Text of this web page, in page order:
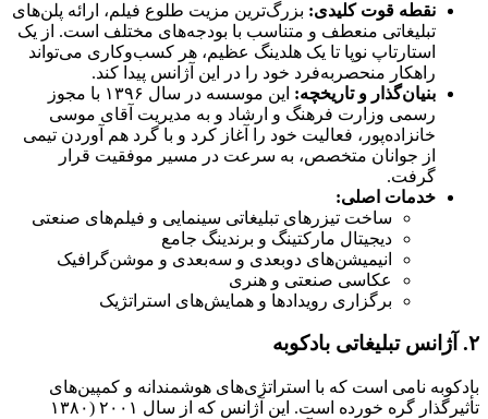
نقطه قوت کلیدی: بزرگ‌ترین مزیت طلوع فیلم، ارائه پلن‌های
تبلیغاتی منعطف و متناسب با بودجه‌های مختلف است. از یک
استارتاپ نوپا تا یک هلدینگ عظیم، هر کسب‌وکاری می‌تواند
راهکار منحصربه‌فرد خود را در این آژانس پیدا کند.
بنیان‌گذار و تاریخچه:
این موسسه در سال ۱۳۹۶ با مجوز
رسمی وزارت فرهنگ و ارشاد و به مدیریت آقای موسی
خانزاده‌پور، فعالیت خود را آغاز کرد و با گرد هم آوردن تیمی
از جوانان متخصص، به سرعت در مسیر موفقیت قرار
گرفت.
خدمات اصلی:
ساخت تیزرهای تبلیغاتی سینمایی و فیلم‌های صنعتی
دیجیتال مارکتینگ و برندینگ جامع
انیمیشن‌های دو‌بعدی و سه‌بعدی و موشن‌گرافیک
عکاسی صنعتی و هنری
برگزاری رویدادها و همایش‌های استراتژیک
۲. آژانس تبلیغاتی بادکوبه
بادکوبه نامی است که با استراتژی‌های هوشمندانه و کمپین‌های
تأثیرگذار گره خورده است. این آژانس که از سال ۲۰۰۱ (۱۳۸۰